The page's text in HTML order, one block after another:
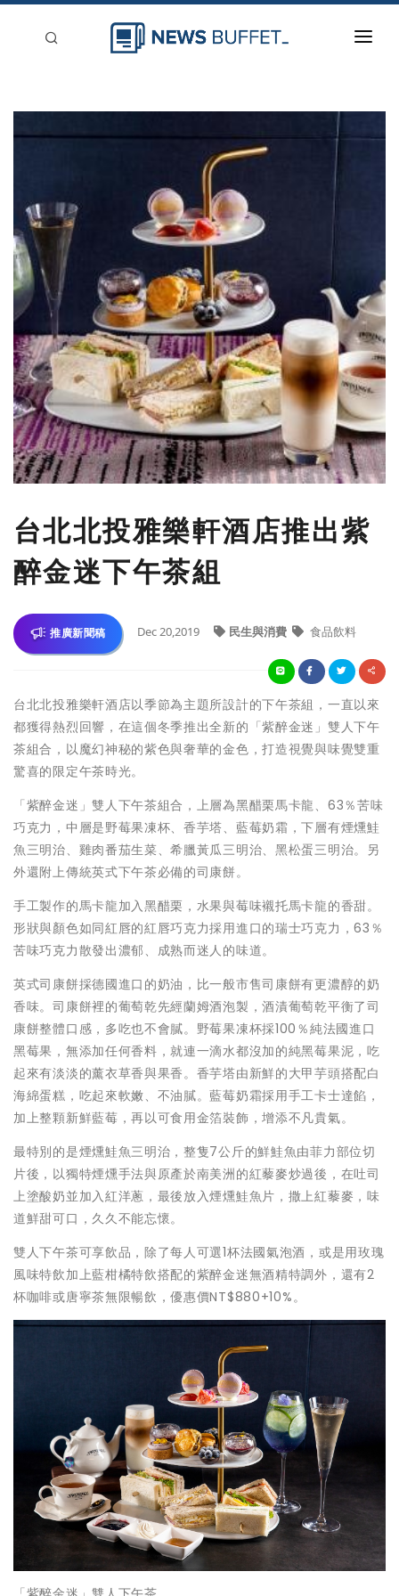
台北北投雅樂軒酒店推出紫
醉金迷下午茶組
推廣新聞稿 Dec 20,2019 民生與消費 食品飲料
台北北投雅樂軒酒店以季節為主題所設計的下午茶組，一直以來
都獲得熱烈回響，在這個冬季推出全新的「紫醉金迷」雙人下午
茶組合，以魔幻神秘的紫色與奢華的金色，打造視覺與味覺雙重
驚喜的限定午茶時光。
「紫醉金迷」雙人下午茶組合，上層為黑醋栗馬卡龍、63％苦味
巧克力，中層是野莓果凍杯、香芋塔、藍莓奶霜，下層有煙燻鮭
魚三明治、雞肉番茄生菜、希臘黃瓜三明治、黑松蛋三明治。另
外還附上傳統英式下午茶必備的司康餅。
手工製作的馬卡龍加入黑醋栗，水果與莓味襯托馬卡龍的香甜。
形狀與顏色如同紅唇的紅唇巧克力採用進口的瑞士巧克力，63％
苦味巧克力散發出濃郁、成熟而迷人的味道。
英式司康餅採德國進口的奶油，比一般市售司康餅有更濃醇的奶
香味。司康餅裡的葡萄乾先經蘭姆酒泡製，酒漬葡萄乾平衡了司
康餅整體口感，多吃也不會膩。野莓果凍杯採100％純法國進口
黑莓果，無添加任何香料，就連一滴水都沒加的純黑莓果泥，吃
起來有淡淡的薰衣草香與果香。香芋塔由新鮮的大甲芋頭搭配白
海綿蛋糕，吃起來軟嫩、不油膩。藍莓奶霜採用手工卡士達餡，
加上整顆新鮮藍莓，再以可食用金箔裝飾，增添不凡貴氣。
最特別的是煙燻鮭魚三明治，整隻7公斤的鮮鮭魚由菲力部位切
片後，以獨特煙燻手法與原產於南美洲的紅藜麥炒過後，在吐司
上塗酸奶並加入紅洋蔥，最後放入煙燻鮭魚片，撒上紅藜麥，味
道鮮甜可口，久久不能忘懷。
雙人下午茶可享飲品，除了每人可選1杯法國氣泡酒，或是用玫瑰
風味特飲加上藍柑橘特飲搭配的紫醉金迷無酒精特調外，還有2
杯咖啡或唐寧茶無限暢飲，優惠價NT$880+10%。